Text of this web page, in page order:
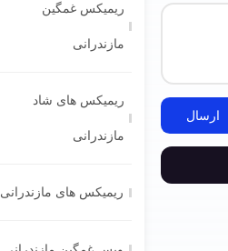
ارسال
ریمیکس غمگین
مازندرانی
ریمیکس های شاد
مازندرانی
ریمیکس های مازندرانی